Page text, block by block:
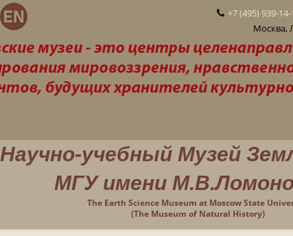
+7 (495) 939-
Москва,
Научно-учебный Музей
МГУ имени
The Earth Science Museum at Moscow State
(The Museum of Natural History)